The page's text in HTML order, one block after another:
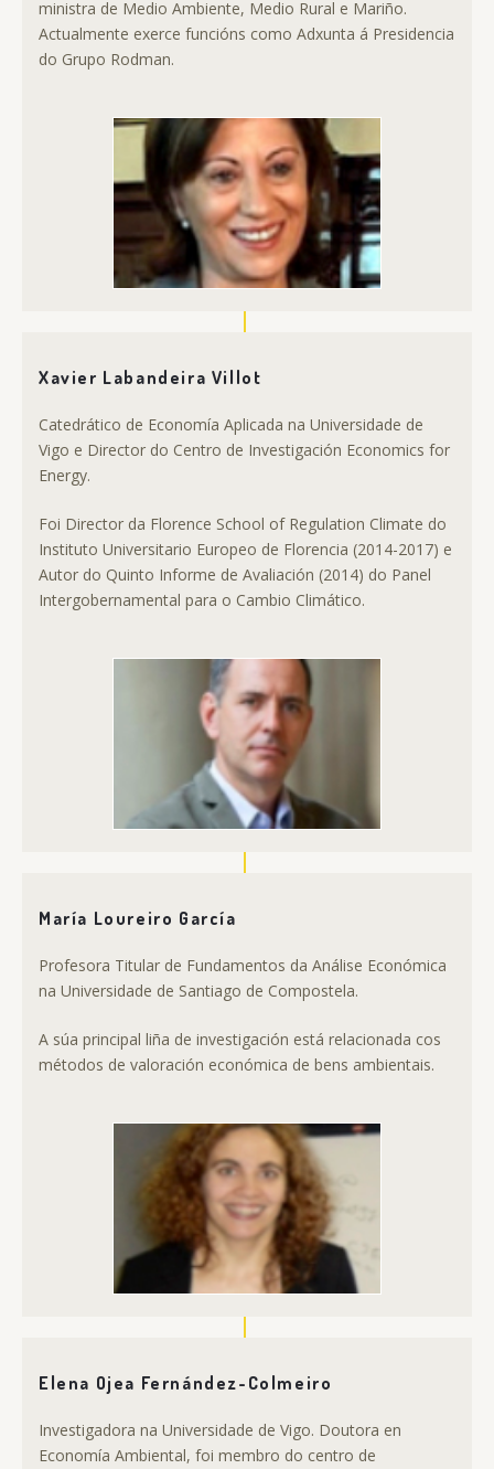
ministra de Medio Ambiente, Medio Rural e Mariño.
Actualmente exerce funcións como Adxunta á Presidencia
do Grupo Rodman.
Xavier Labandeira Villot
Catedrático de Economía Aplicada na Universidade de
Vigo e Director do Centro de Investigación Economics for
Energy.
Foi Director da Florence School of Regulation Climate do
Instituto Universitario Europeo de Florencia (2014-2017) e
Autor do Quinto Informe de Avaliación (2014) do Panel
Intergobernamental para o Cambio Climático.
María Loureiro García
Profesora Titular de Fundamentos da Análise Económica
na Universidade de Santiago de Compostela.
A súa principal liña de investigación está relacionada cos
métodos de valoración económica de bens ambientais.
Elena Ojea Fernández-Colmeiro
Investigadora na Universidade de Vigo. Doutora en
Economía Ambiental, foi membro do centro de